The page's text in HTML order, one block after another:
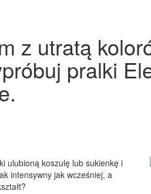
z utratą
pralki
ulubioną koszulę lub sukienkę i
intensywny jak wcześniej, a